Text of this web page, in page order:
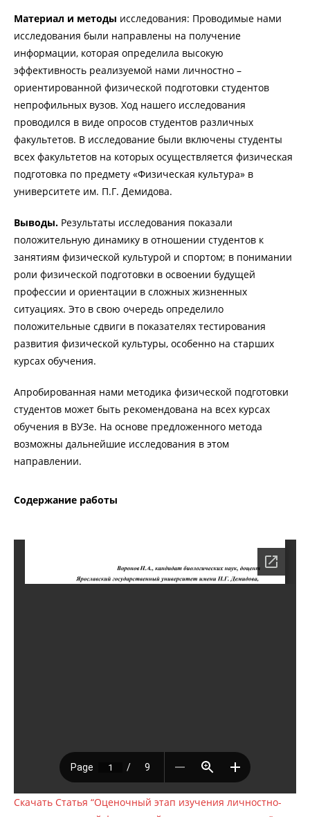
Материал и методы исследования: Проводимые нами
исследования были направлены на получение
информации, которая определила высокую
эффективность реализуемой нами личностно –
ориентированной физической подготовки студентов
непрофильных вузов. Ход нашего исследования
проводился в виде опросов студентов различных
факультетов. В исследование были включены студенты
всех факультетов на которых осуществляется физическая
подготовка по предмету «Физическая культура» в
университете им. П.Г. Демидова.
Выводы. Результаты исследования показали
положительную динамику в отношении студентов к
занятиям физической культурой и спортом; в понимании
роли физической подготовки в освоении будущей
профессии и ориентации в сложных жизненных
ситуациях. Это в свою очередь определило
положительные сдвиги в показателях тестирования
развития физической культуры, особенно на старших
курсах обучения.
Апробированная нами методика физической подготовки
студентов может быть рекомендована на всех курсах
обучения в ВУЗе. На основе предложенного метода
возможны дальнейшие исследования в этом
направлении.
Содержание работы
Скачать Статья “Оценочный этап изучения личностно-